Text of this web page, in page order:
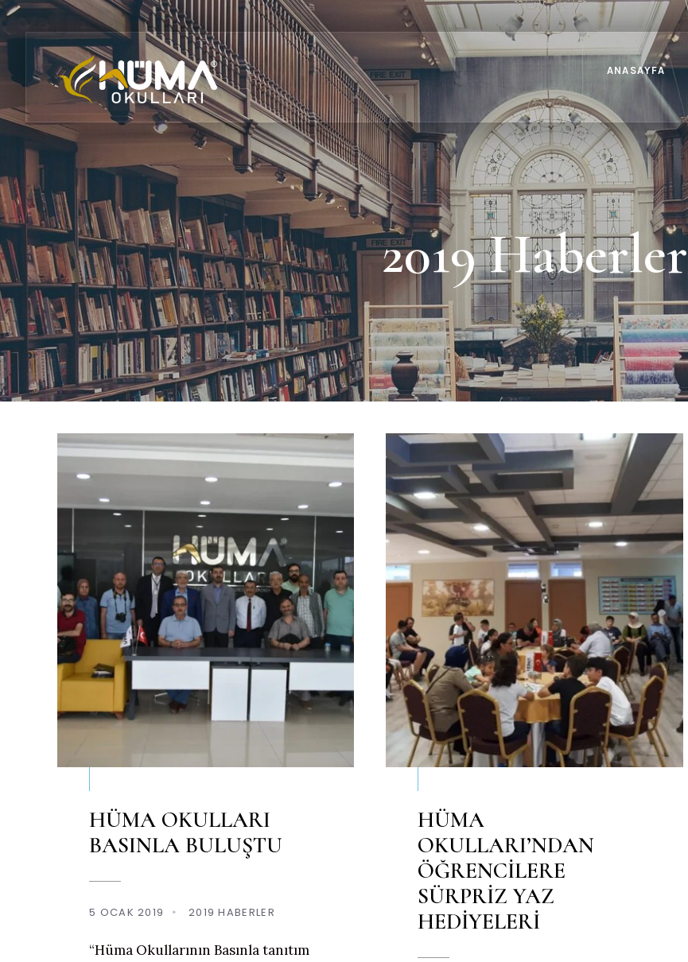
ANASAYFA
2019 Haberler
HÜMA OKULLARI
BASINLA BULUŞTU
5 OCAK 2019 • 2019 HABERLER
“Hüma Okullarının Basınla tanıtım
HÜMA
OKULLARI’NDAN
ÖĞRENCİLERE
SÜRPRİZ YAZ
HEDİYELERİ